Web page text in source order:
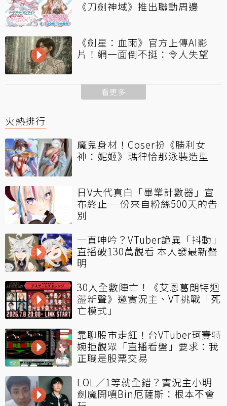
《刀劍神域》推出聯動周邊
《劍星：血雨》官方上傳AI影
片！網一面倒不挺：令人失望
看更多
火熱排行
魔鬼身材！Coser扮《勝利女
神：妮姬》瑪律恰那泳裝造型
日V大代真白「畢業計數器」宣
布終止 一份來自粉絲500天的告
別
一直呻吟？VTuber詭異「抖動」
直播破130萬觀看 本人發最新聲
明
30人全數陣亡！《艾恩葛朗特迴
盪新聲》邀實況主、VT挑戰「死
亡模式」
靠聊股市走紅！台VTuber珂賽特
婉拒觀眾「直播看盤」要求：我
正職是股票交易
LOL／1等就全錯？實況主小明
劍魔開噴Bin厄薩斯：根本不會